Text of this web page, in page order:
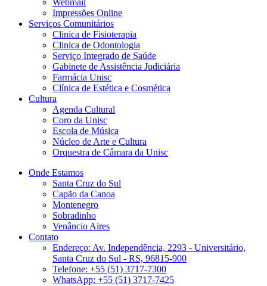
Webmail
Impressões Online
Serviços Comunitários
Clinica de Fisioterapia
Clinica de Odontologia
Serviço Integrado de Saúde
Gabinete de Assistência Judiciária
Farmácia Unisc
Clínica de Estética e Cosmética
Cultura
Agenda Cultural
Coro da Unisc
Escola de Música
Núcleo de Arte e Cultura
Orquestra de Câmara da Unisc
Onde Estamos
Santa Cruz do Sul
Capão da Canoa
Montenegro
Sobradinho
Venâncio Aires
Contato
Endereço: Av. Independência, 2293 - Universitário,
Santa Cruz do Sul - RS, 96815-900
Telefone: +55 (51) 3717-7300
WhatsApp: +55 (51) 3717-7425